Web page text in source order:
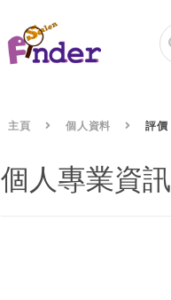
主頁 個人資料 評價
個人專業資訊